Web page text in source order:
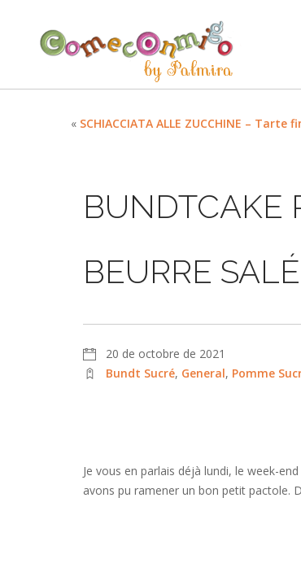
« SCHIACCIATA ALLE ZUCCHINE –
BUNDTCAKE
BEURRE
20 de octobre de 2021
Bundt Sucré, General, Pomme
Je vous en parlais déjà lundi, le week-
avons pu ramener un bon petit pactole.